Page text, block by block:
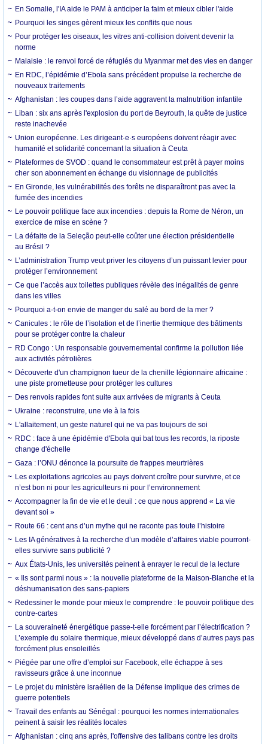
En Somalie, l'IA aide le PAM à anticiper la faim et mieux cibler l'aide
Pourquoi les singes gèrent mieux les conflits que nous
Pour protéger les oiseaux, les vitres anti-collision doivent devenir la
norme
Malaisie : le renvoi forcé de réfugiés du Myanmar met des vies en danger
En RDC, l’épidémie d’Ebola sans précédent propulse la recherche de
nouveaux traitements
Afghanistan : les coupes dans l’aide aggravent la malnutrition infantile
Liban : six ans après l'explosion du port de Beyrouth, la quête de justice
reste inachevée
Union européenne. Les dirigeant·e·s européens doivent réagir avec
humanité et solidarité concernant la situation à Ceuta
Plateformes de SVOD : quand le consommateur est prêt à payer moins
cher son abonnement en échange du visionnage de publicités
En Gironde, les vulnérabilités des forêts ne disparaîtront pas avec la
fumée des incendies
Le pouvoir politique face aux incendies : depuis la Rome de Néron, un
exercice de mise en scène ?
La défaite de la Seleção peut-elle coûter une élection présidentielle
au Brésil ?
L’administration Trump veut priver les citoyens d’un puissant levier pour
protéger l’environnement
Ce que l’accès aux toilettes publiques révèle des inégalités de genre
dans les villes
Pourquoi a-t-on envie de manger du salé au bord de la mer ?
Canicules : le rôle de l’isolation et de l’inertie thermique des bâtiments
pour se protéger contre la chaleur
RD Congo : Un responsable gouvernemental confirme la pollution liée
aux activités pétrolières
Découverte d'un champignon tueur de la chenille légionnaire africaine :
une piste prometteuse pour protéger les cultures
Des renvois rapides font suite aux arrivées de migrants à Ceuta
Ukraine : reconstruire, une vie à la fois
L'allaitement, un geste naturel qui ne va pas toujours de soi
RDC : face à une épidémie d'Ebola qui bat tous les records, la riposte
change d'échelle
Gaza : l’ONU dénonce la poursuite de frappes meurtrières
Les exploitations agricoles au pays doivent croître pour survivre, et ce
n’est bon ni pour les agriculteurs ni pour l’environnement
Accompagner la fin de vie et le deuil : ce que nous apprend « La vie
devant soi »
Route 66 : cent ans d’un mythe qui ne raconte pas toute l’histoire
Les IA génératives à la recherche d’un modèle d’affaires viable pourront-
elles survivre sans publicité ?
Aux États-Unis, les universités peinent à enrayer le recul de la lecture
« Ils sont parmi nous » : la nouvelle plateforme de la Maison-Blanche et la
déshumanisation des sans-papiers
Redessiner le monde pour mieux le comprendre : le pouvoir politique des
contre-cartes
La souveraineté énergétique passe-t-elle forcément par l’électrification ?
L’exemple du solaire thermique, mieux développé dans d’autres pays pas
forcément plus ensoleillés
Piégée par une offre d’emploi sur Facebook, elle échappe à ses
ravisseurs grâce à une inconnue
Le projet du ministère israélien de la Défense implique des crimes de
guerre potentiels
Travail des enfants au Sénégal : pourquoi les normes internationales
peinent à saisir les réalités locales
Afghanistan : cinq ans après, l'offensive des talibans contre les droits